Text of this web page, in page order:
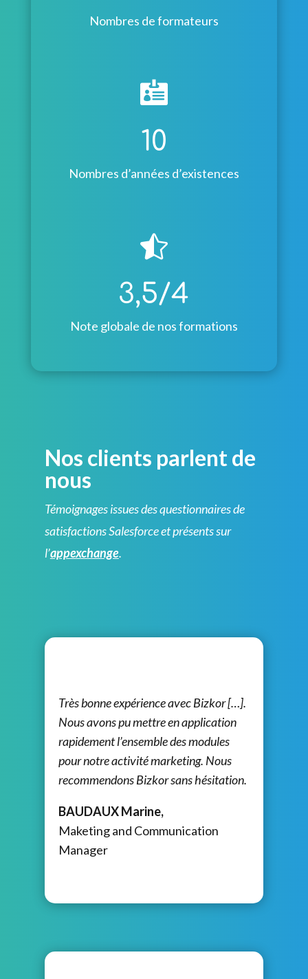
Nombres de formateurs

10
Nombres d’années d’existences

3,5/4
Note globale de nos formations
Nos clients parlent de
nous
Témoignages issues des questionnaires de
satisfactions Salesforce et présents sur
l’appexchange.
Très bonne expérience avec Bizkor […].
Nous avons pu mettre en application
rapidement l’ensemble des modules
pour notre activité marketing. Nous
recommendons Bizkor sans hésitation.
BAUDAUX Marine,
Maketing and Communication
Manager